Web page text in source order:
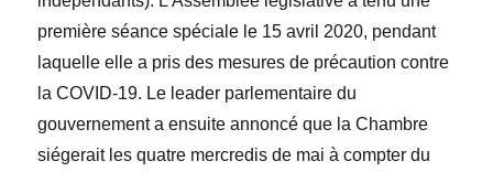
première séance spéciale le 15 avril 2020, pendant
laquelle elle a pris des mesures de précaution contre
la COVID-19. Le leader parlementaire du
gouvernement a ensuite annoncé que la Chambre
siégerait les quatre mercredis de mai à compter du